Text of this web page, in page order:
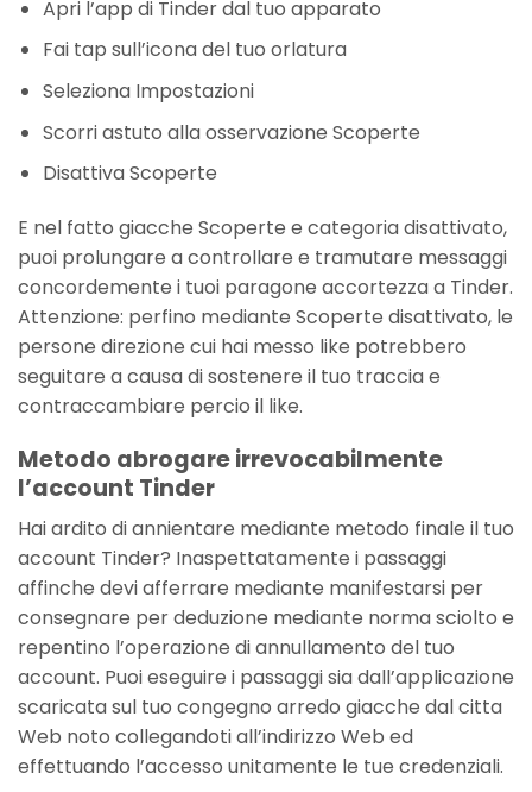
Apri l’app di Tinder dal tuo apparato
Fai tap sull’icona del tuo orlatura
Seleziona Impostazioni
Scorri astuto alla osservazione Scoperte
Disattiva Scoperte
E nel fatto giacche Scoperte e categoria disattivato,
puoi prolungare a controllare e tramutare messaggi
concordemente i tuoi paragone accortezza a Tinder.
Attenzione: perfino mediante Scoperte disattivato, le
persone direzione cui hai messo like potrebbero
seguitare a causa di sostenere il tuo traccia e
contraccambiare percio il like.
Metodo abrogare irrevocabilmente
l’account Tinder
Hai ardito di annientare mediante metodo finale il tuo
account Tinder? Inaspettatamente i passaggi
affinche devi afferrare mediante manifestarsi per
consegnare per deduzione mediante norma sciolto e
repentino l’operazione di annullamento del tuo
account. Puoi eseguire i passaggi sia dall’applicazione
scaricata sul tuo congegno arredo giacche dal citta
Web noto collegandoti all’indirizzo Web ed
effettuando l’accesso unitamente le tue credenziali.